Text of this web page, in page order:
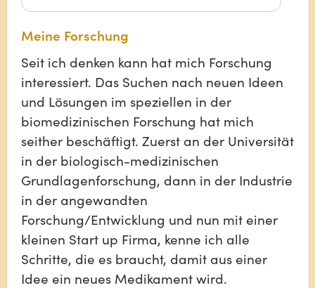
Meine Forschung
Seit ich denken kann hat mich Forschung
interessiert. Das Suchen nach neuen Ideen
und Lösungen im speziellen in der
biomedizinischen Forschung hat mich
seither beschäftigt. Zuerst an der Universität
in der biologisch-medizinischen
Grundlagenforschung, dann in der Industrie
in der angewandten
Forschung/Entwicklung und nun mit einer
kleinen Start up Firma, kenne ich alle
Schritte, die es braucht, damit aus einer
Idee ein neues Medikament wird.